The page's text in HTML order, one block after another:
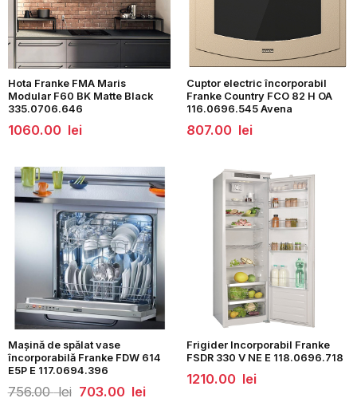
Hota Franke FMA Maris
Modular F60 BK Matte Black
335.0706.646
1060.00 lei
Cuptor electric încorporabil
Franke Country FCO 82 H OA
116.0696.545 Avena
807.00 lei
Mașină de spălat vase
încorporabilă Franke FDW 614
E5P E 117.0694.396
756.00lei Prețul
inițial
703.00 leiPrețul
curent
Frigider Incorporabil Franke
FSDR 330 V NE E 118.0696.718
1210.00 lei